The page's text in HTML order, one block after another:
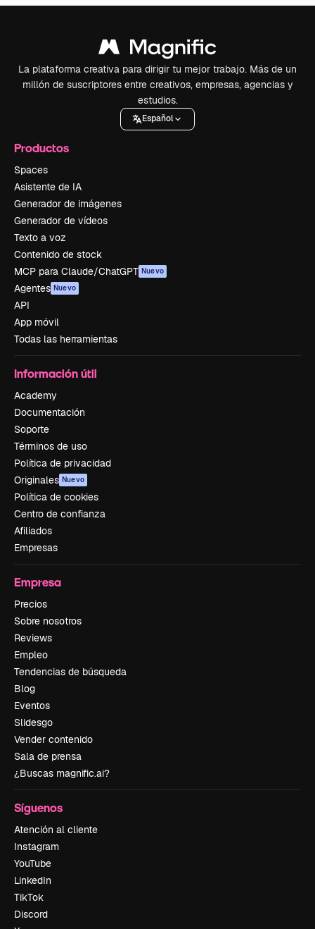
La plataforma creativa para dirigir tu mejor trabajo. Más de un
millón de suscriptores entre creativos, empresas, agencias y
estudios.
Español
Productos
Spaces
Asistente de IA
Generador de imágenes
Generador de vídeos
Texto a voz
Contenido de stock
MCP para Claude/ChatGPT Nuevo
Agentes Nuevo
API
App móvil
Todas las herramientas
Información útil
Academy
Documentación
Soporte
Términos de uso
Política de privacidad
Originales Nuevo
Política de cookies
Centro de confianza
Afiliados
Empresas
Empresa
Precios
Sobre nosotros
Reviews
Empleo
Tendencias de búsqueda
Blog
Eventos
Slidesgo
Vender contenido
Sala de prensa
¿Buscas magnific.ai?
Síguenos
Atención al cliente
Instagram
YouTube
LinkedIn
TikTok
Discord